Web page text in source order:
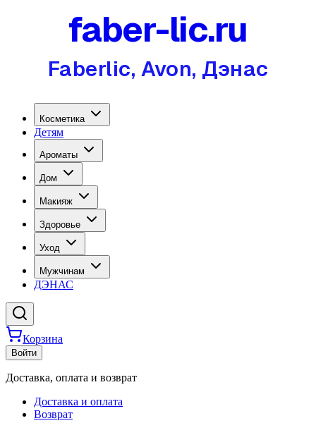
faber-lic.ru
Faberlic, Avon, Дэнас
Косметика
Детям
Ароматы
Дом
Макияж
Здоровье
Уход
Мужчинам
ДЭНАС
Корзина
Войти
Доставка, оплата и возврат
Доставка и оплата
Возврат